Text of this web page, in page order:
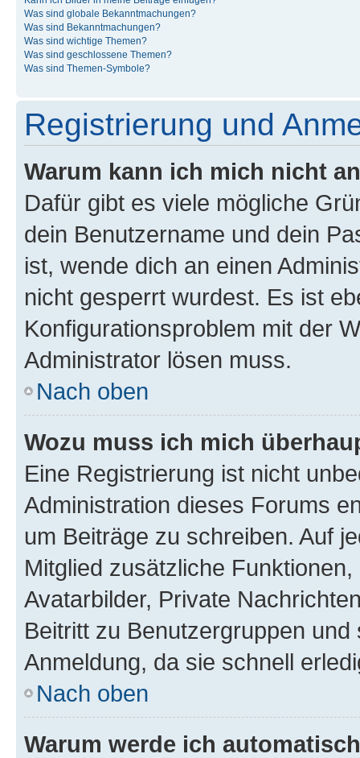
Was sind globale Bekanntmachungen?
Was sind Bekanntmachungen?
Was sind wichtige Themen?
Was sind geschlossene Themen?
Was sind Themen-Symbole?
Registrierung und
Warum kann ich mich nicht
Dafür gibt es viele mögliche
dein Benutzername und dein
ist, wende dich an einen
nicht gesperrt wurdest. Es ist
Konfigurationsproblem mit der
Administrator lösen muss.
Nach oben
Wozu muss ich mich
Eine Registrierung ist nicht
Administration dieses Forums
um Beiträge zu schreiben. Auf
Mitglied zusätzliche
Avatarbilder, Private
Beitritt zu Benutzergruppen
Anmeldung, da sie schnell
Nach oben
Warum werde ich